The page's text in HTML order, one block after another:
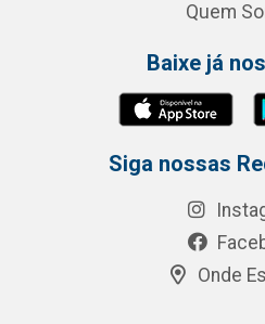
Quem
Baixe já
Siga nossas
Onde